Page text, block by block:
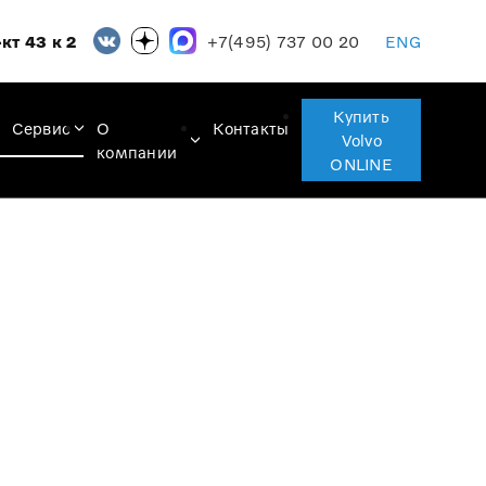
43 к 2 +7(495) 737 00 20 ENG
Сервис
О
компании
Контакты
Купить
Volvo
ONLINE